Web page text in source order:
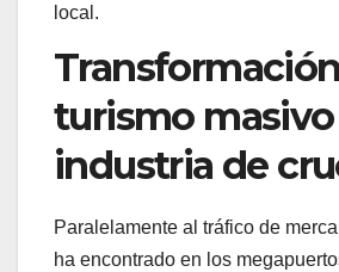
local.
turismo masivo
industria de
Paralelamente al tráfico de
ha encontrado en los